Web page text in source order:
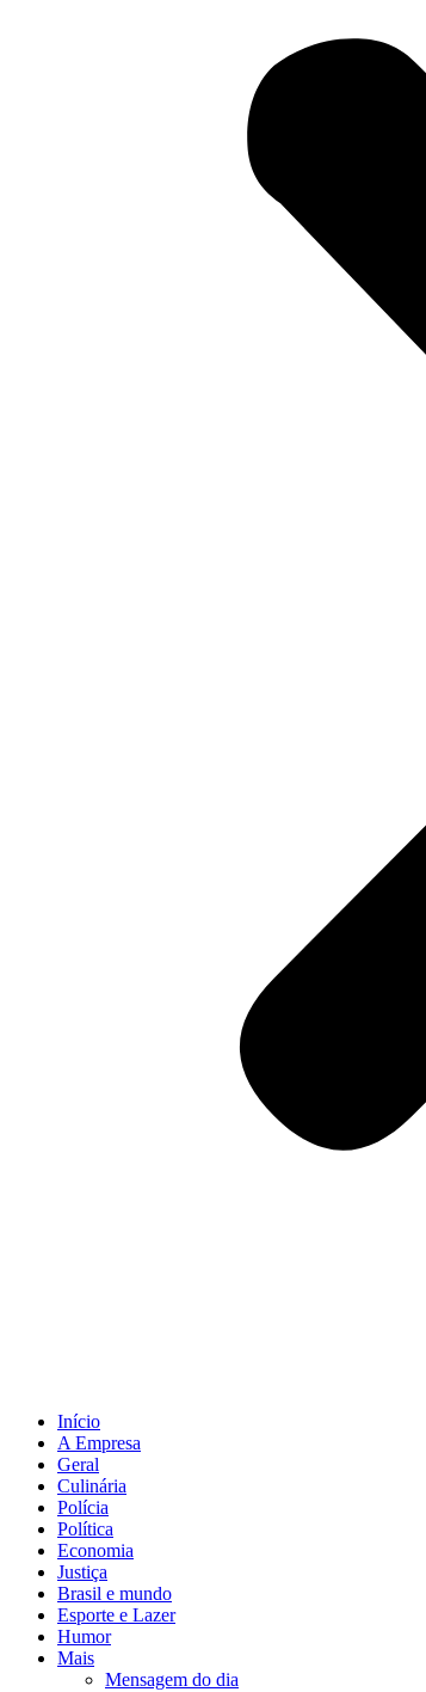
Início
A Empresa
Geral
Culinária
Polícia
Política
Economia
Justiça
Brasil e mundo
Esporte e Lazer
Humor
Mais
Mensagem do dia